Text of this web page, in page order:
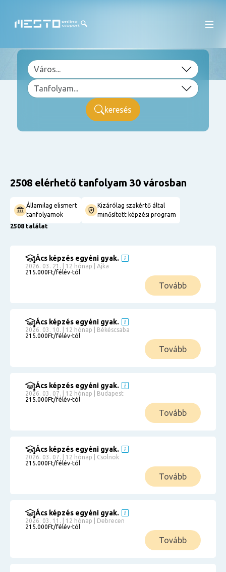
keresés
2508 elérhető tanfolyam 30 városban
Államilag elismert
tanfolyamok
Kizárólag szakértő által
minősített képzési program
2508 találat
Ács képzés egyéni gyak.
2026. 03. 21. | 12 hónap | Ajka
215.000Ft/félév-tól
Tovább
Ács képzés egyéni gyak.
2026. 03. 10. | 12 hónap | Békéscsaba
215.000Ft/félév-tól
Tovább
Ács képzés egyéni gyak.
2026. 03. 07. | 12 hónap | Budapest
215.000Ft/félév-tól
Tovább
Ács képzés egyéni gyak.
2026. 03. 07. | 12 hónap | Csolnok
215.000Ft/félév-tól
Tovább
Ács képzés egyéni gyak.
2026. 03. 11. | 12 hónap | Debrecen
215.000Ft/félév-tól
Tovább